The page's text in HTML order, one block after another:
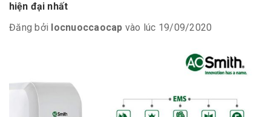
hiện đại nhất
Đăng bởi locnuoccaocap vào lúc 19/09/2020